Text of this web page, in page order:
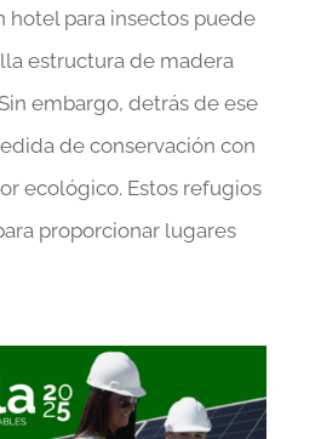
hotel para insectos puede
estructura de madera
embargo, detrás de ese
de conservación con
ecológico. Estos refugios
proporcionar lugares